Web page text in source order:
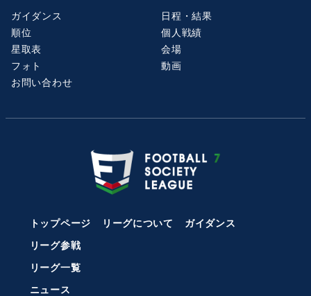
ガイダンス
日程・結果
順位
個人戦績
星取表
会場
フォト
動画
お問い合わせ
トップページ リーグについて
ガイダンス
リーグ参戦
リーグ一覧
ニュース